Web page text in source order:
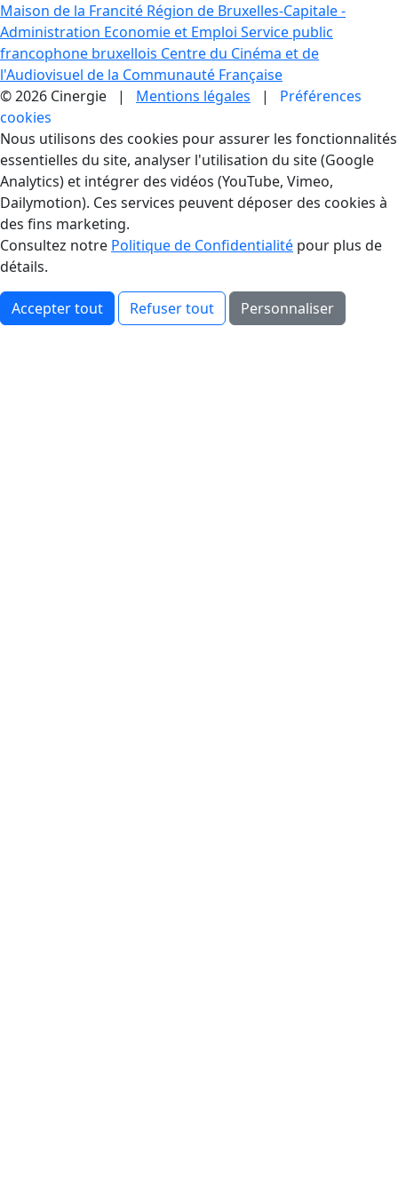
Maison de la Francité Région de Bruxelles-Capitale -
Administration Economie et Emploi Service public
francophone bruxellois Centre du Cinéma et de
l'Audiovisuel de la Communauté Française
© 2026 Cinergie | Mentions légales | Préférences
cookies
Gestion des Cookies
Nous utilisons des cookies pour assurer les fonctionnalités
essentielles du site, analyser l'utilisation du site (Google
Analytics) et intégrer des vidéos (YouTube, Vimeo,
Dailymotion). Ces services peuvent déposer des cookies à
des fins marketing.
Consultez notre Politique de Confidentialité pour plus de
détails.
Accepter tout Refuser tout Personnaliser